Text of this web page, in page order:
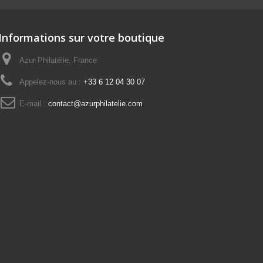
Informations sur votre boutique
Azur Philatélie, France
Appelez-nous au : +33 6 12 04 30 07
E-mail : contact@azurphilatelie.com